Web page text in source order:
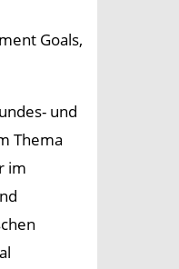
Goals,
und
Thema
im